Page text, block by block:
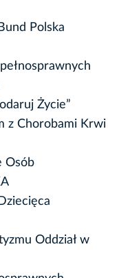
Polska
Życie”
z Chorobami Krwi
Osób
Oddział w